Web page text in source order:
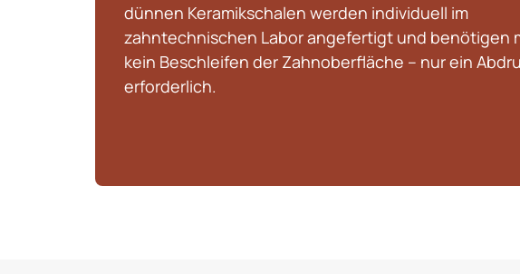
dünnen Keramikschalen werden individuell im
zahntechnischen Labor angefertigt und benötigen
kein Beschleifen der Zahnoberfläche – nur ein
erforderlich.